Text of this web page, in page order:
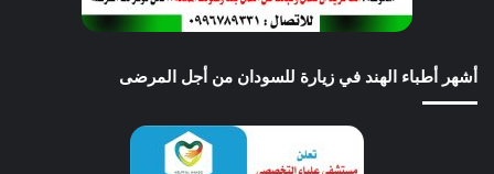
أشهر أطباء الهند في زيارة للسودان من أجل المرضى